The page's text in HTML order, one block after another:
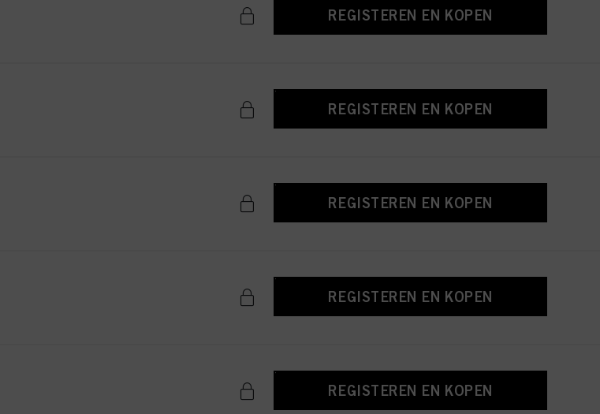
REGISTEREN EN KOPEN
REGISTEREN EN KOPEN
REGISTEREN EN KOPEN
REGISTEREN EN KOPEN
REGISTEREN EN KOPEN